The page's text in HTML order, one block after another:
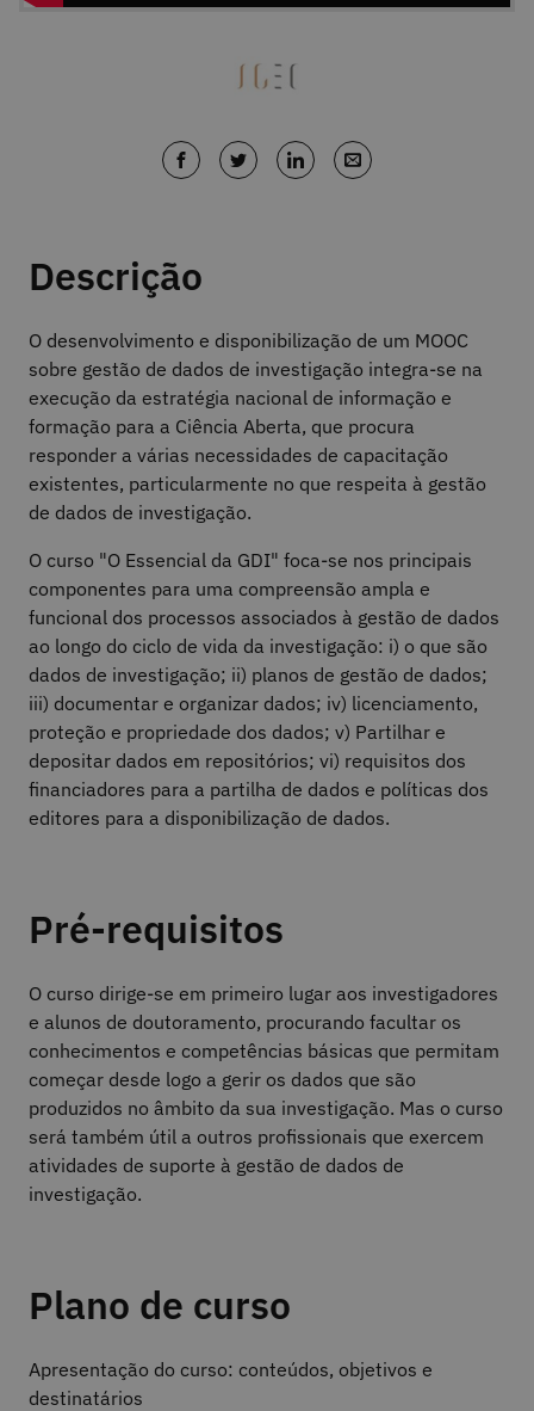
Descrição
O desenvolvimento e disponibilização de um MOOC
sobre gestão de dados de investigação integra-se na
execução da estratégia nacional de informação e
formação para a Ciência Aberta, que procura
responder a várias necessidades de capacitação
existentes, particularmente no que respeita à gestão
de dados de investigação.
O curso "O Essencial da GDI" foca-se nos principais
componentes para uma compreensão ampla e
funcional dos processos associados à gestão de dados
ao longo do ciclo de vida da investigação: i) o que são
dados de investigação; ii) planos de gestão de dados;
iii) documentar e organizar dados; iv) licenciamento,
proteção e propriedade dos dados; v) Partilhar e
depositar dados em repositórios; vi) requisitos dos
financiadores para a partilha de dados e políticas dos
editores para a disponibilização de dados.
Pré-requisitos
O curso dirige-se em primeiro lugar aos investigadores
e alunos de doutoramento, procurando facultar os
conhecimentos e competências básicas que permitam
começar desde logo a gerir os dados que são
produzidos no âmbito da sua investigação. Mas o curso
será também útil a outros profissionais que exercem
atividades de suporte à gestão de dados de
investigação.
Plano de curso
Apresentação do curso: conteúdos, objetivos e
destinatários